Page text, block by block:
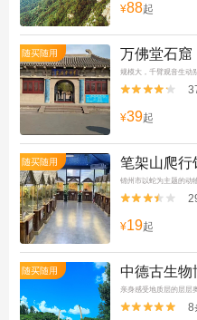
¥88起
随买随用 万佛堂石窟
规模大，千臂观音生动


¥39起
随买随用 笔架山爬行
锦州市以蛇为主题的动


¥19起
随买随用 中德古生物
亲身感受地质层的层层

 8